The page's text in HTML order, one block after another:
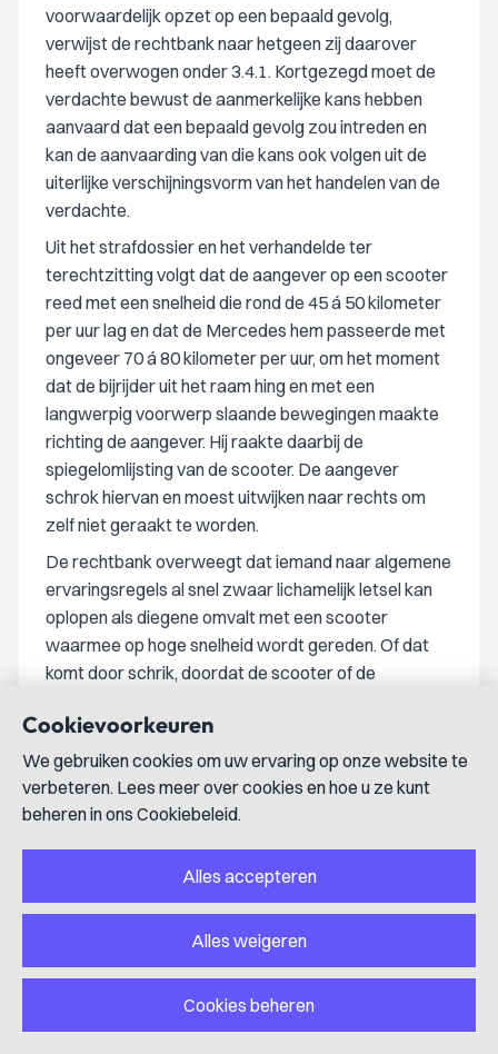
voorwaardelijk opzet op een bepaald gevolg,
verwijst de rechtbank naar hetgeen zij daarover
heeft overwogen onder 3.4.1. Kortgezegd moet de
verdachte bewust de aanmerkelijke kans hebben
aanvaard dat een bepaald gevolg zou intreden en
kan de aanvaarding van die kans ook volgen uit de
uiterlijke verschijningsvorm van het handelen van de
verdachte.
Uit het strafdossier en het verhandelde ter
terechtzitting volgt dat de aangever op een scooter
reed met een snelheid die rond de 45 á 50 kilometer
per uur lag en dat de Mercedes hem passeerde met
ongeveer 70 á 80 kilometer per uur, om het moment
dat de bijrijder uit het raam hing en met een
langwerpig voorwerp slaande bewegingen maakte
richting de aangever. Hij raakte daarbij de
spiegelomlijsting van de scooter. De aangever
schrok hiervan en moest uitwijken naar rechts om
zelf niet geraakt te worden.
De rechtbank overweegt dat iemand naar algemene
ervaringsregels al snel zwaar lichamelijk letsel kan
oplopen als diegene omvalt met een scooter
waarmee op hoge snelheid wordt gereden. Of dat
komt door schrik, doordat de scooter of de
geraakt of doordat de bestuurder plotseling ergens
voor moest uitwijken, is in dit verband niet relevant.
Door met een stok uit het raam van de rijdende auto
slaande bewegingen te maken richting de aangever
aangever te raken heeft de verdachte ook de
oplopen. De verdachte had immers kunnen vallen
door de schrik, door geraakt te worden door de stok,
door plotseling uit te wijken om niet geraakt te
worden of door zijn evenwicht te verliezen. De
Cookievoorkeuren
We gebruiken cookies om uw ervaring op onze website te
verbeteren. Lees meer over cookies en hoe u ze kunt
beheren in ons Cookiebeleid.
Alles accepteren
Alles weigeren
Cookies beheren